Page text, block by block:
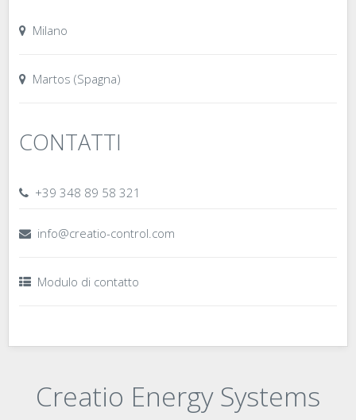
Milano
Martos (Spagna)
CONTATTI
+39 348 89 58 321
info@creatio-control.com
Modulo di contatto
Creatio Energy Systems